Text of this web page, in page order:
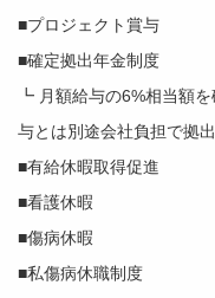
■プロジェクト賞与
■確定拠出年金制度
┗ 月額給与の6%相当額
与とは別途会社負担で拠出
■有給休暇取得促進
■看護休暇
■傷病休暇
■私傷病休職制度